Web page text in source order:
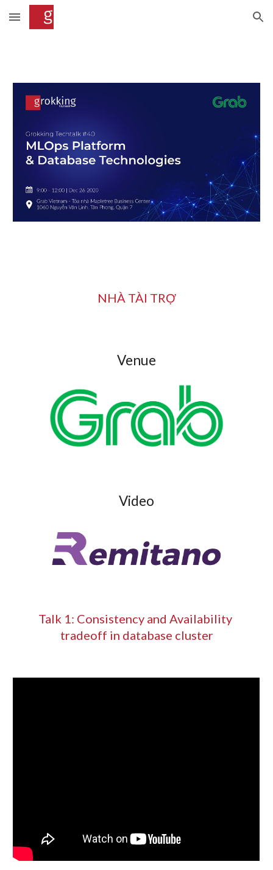
Skip to main content Skip to navigation
NHÀ TÀI TRỢ
Venue
Video
Talk 1: Consistency and Availability
tradeoff in database cluster